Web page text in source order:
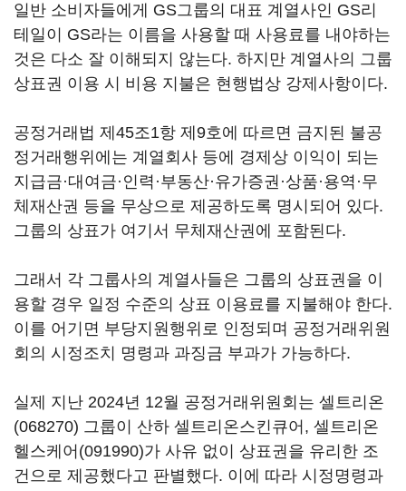
일반 소비자들에게 GS그룹의 대표 계열사인 GS리
테일이 GS라는 이름을 사용할 때 사용료를 내야하는
것은 다소 잘 이해되지 않는다. 하지만 계열사의 그룹
상표권 이용 시 비용 지불은 현행법상 강제사항이다.
공정거래법 제45조1항 제9호에 따르면 금지된 불공
정거래행위에는 계열회사 등에 경제상 이익이 되는
지급금·대여금·인력·부동산·유가증권·상품·용역·무
체재산권 등을 무상으로 제공하도록 명시되어 있다.
그룹의 상표가 여기서 무체재산권에 포함된다.
그래서 각 그룹사의 계열사들은 그룹의 상표권을 이
용할 경우 일정 수준의 상표 이용료를 지불해야 한다.
이를 어기면 부당지원행위로 인정되며 공정거래위원
회의 시정조치 명령과 과징금 부과가 가능하다.
실제 지난 2024년 12월 공정거래위원회는 셀트리온
(068270) 그룹이 산하 셀트리온스킨큐어, 셀트리온
헬스케어(091990)가 사유 없이 상표권을 유리한 조
건으로 제공했다고 판별했다. 이에 따라 시정명령과